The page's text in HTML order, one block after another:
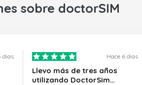
sobre doctorSIM
dias Hace 6 dias
Llevo más de tres años
utilizando DoctorSim…